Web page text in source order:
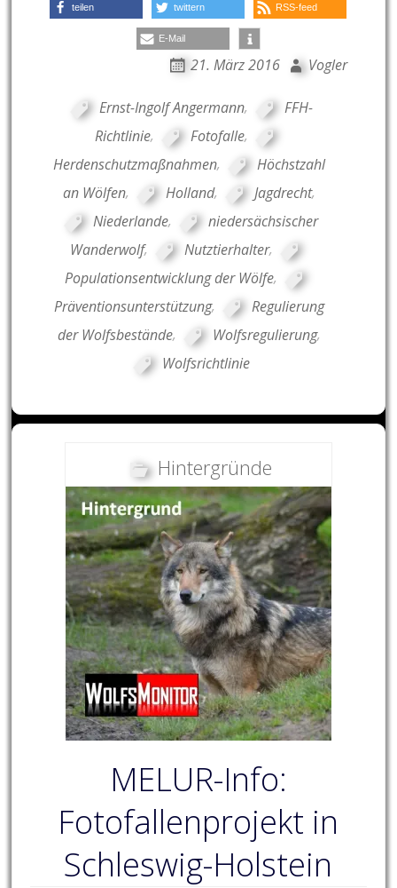
teilen twittern RSS-feed
E-Mail
21. März 2016 Vogler
Ernst-Ingolf Angermann,
FFH-
Richtlinie, Fotofalle,
Herdenschutzmaßnahmen,
Höchstzahl
an Wölfen, Holland, Jagdrecht,
Niederlande,
niedersächsischer
Wanderwolf, Nutztierhalter,
Populationsentwicklung der Wölfe,
Präventionsunterstützung,
Regulierung
der Wolfsbestände, Wolfsregulierung,
Wolfsrichtlinie
Hintergründe
MELUR-Info:
Fotofallenprojekt in
Schleswig-Holstein